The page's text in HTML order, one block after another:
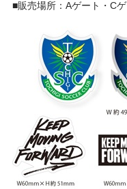
■販売場所：Aゲート・C